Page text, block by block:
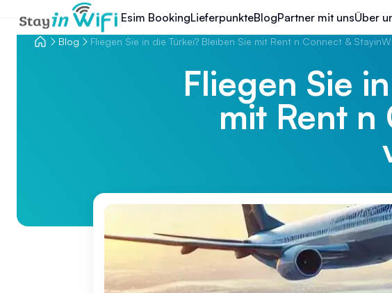
Esim BookingLieferpunkteBlogPartner mit unsÜber
Blog Fliegen Sie in die Türkei? Bleiben Sie mit Rent n Connect &
Fliegen Sie
mit Rent n